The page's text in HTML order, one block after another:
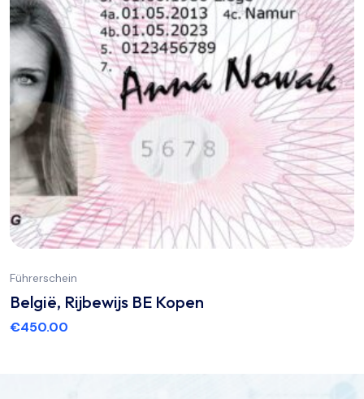
Führerschein
België, Rijbewijs BE Kopen
€450.00